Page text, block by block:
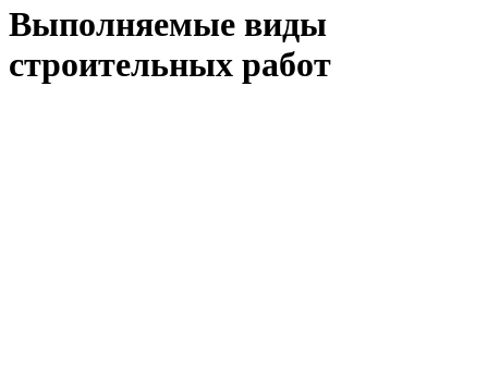
Выполняемые виды
строительных работ